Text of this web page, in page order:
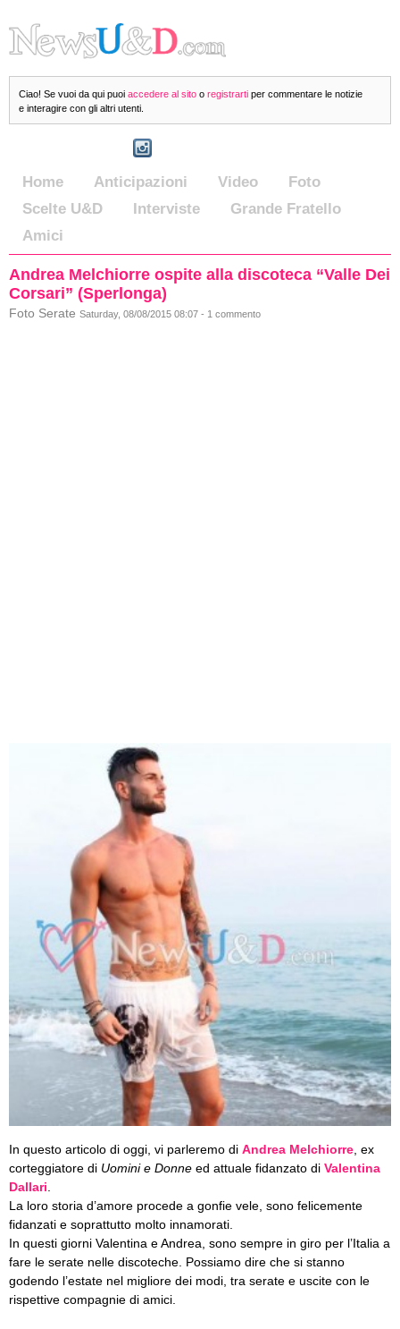
Ciao! Se vuoi da qui puoi accedere al sito o registrarti per commentare le notizie
e interagire con gli altri utenti.
Home Anticipazioni Video
Foto
Scelte U&D
Interviste
Grande Fratello
Amici
Andrea Melchiorre ospite alla discoteca “Valle Dei
Corsari” (Sperlonga)
Foto Serate Saturday, 08/08/2015 08:07 - 1 commento
In questo articolo di oggi, vi parleremo di Andrea Melchiorre , ex
corteggiatore di Uomini e Donne ed attuale fidanzato di Valentina
Dallari
La loro storia d’amore procede a gonfie vele, sono felicemente
fidanzati e soprattutto molto innamorati.
In questi giorni Valentina e Andrea, sono sempre in giro per l’Italia a
fare le serate nelle discoteche. Possiamo dire che si stanno
godendo l’estate nel migliore dei modi, tra serate e uscite con le
rispettive compagnie di amici.